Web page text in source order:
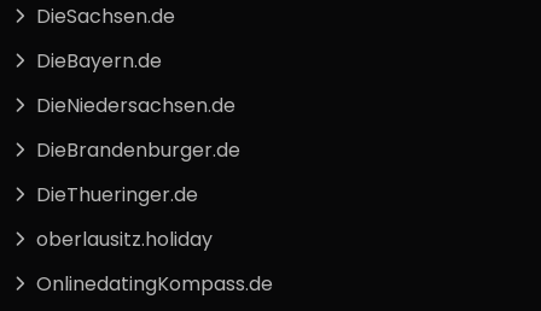
DieSachsen.de
DieBayern.de
DieNiedersachsen.de
DieBrandenburger.de
DieThueringer.de
oberlausitz.holiday
OnlinedatingKompass.de